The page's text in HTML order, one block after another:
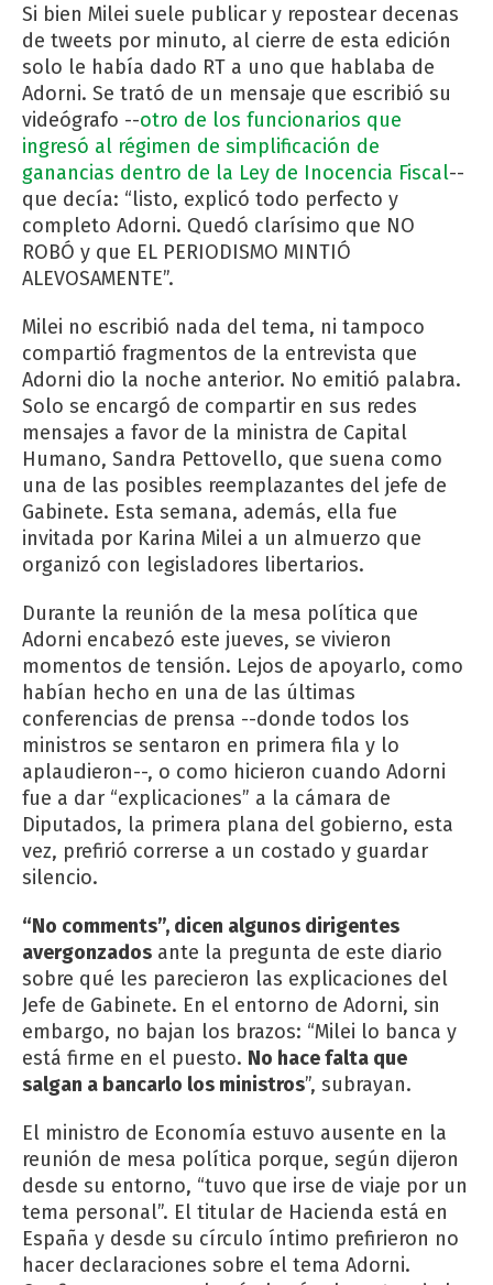
Si bien Milei suele publicar y repostear decenas
de tweets por minuto, al cierre de esta edición
solo le había dado RT a uno que hablaba de
Adorni. Se trató de un mensaje que escribió su
videógrafo --otro de los funcionarios que
ingresó al régimen de simplificación de
ganancias dentro de la Ley de Inocencia Fiscal--
que decía: “listo, explicó todo perfecto y
completo Adorni. Quedó clarísimo que NO
ROBÓ y que EL PERIODISMO MINTIÓ
ALEVOSAMENTE”.
Milei no escribió nada del tema, ni tampoco
compartió fragmentos de la entrevista que
Adorni dio la noche anterior. No emitió palabra.
Solo se encargó de compartir en sus redes
mensajes a favor de la ministra de Capital
Humano, Sandra Pettovello, que suena como
una de las posibles reemplazantes del jefe de
Gabinete. Esta semana, además, ella fue
invitada por Karina Milei a un almuerzo que
organizó con legisladores libertarios.
Durante la reunión de la mesa política que
Adorni encabezó este jueves, se vivieron
momentos de tensión. Lejos de apoyarlo, como
habían hecho en una de las últimas
conferencias de prensa --donde todos los
ministros se sentaron en primera fila y lo
aplaudieron--, o como hicieron cuando Adorni
fue a dar “explicaciones” a la cámara de
Diputados, la primera plana del gobierno, esta
vez, prefirió correrse a un costado y guardar
silencio.
“No comments”, dicen algunos dirigentes
avergonzados ante la pregunta de este diario
sobre qué les parecieron las explicaciones del
Jefe de Gabinete. En el entorno de Adorni, sin
embargo, no bajan los brazos: “Milei lo banca y
está firme en el puesto. No hace falta que
salgan a bancarlo los ministros”, subrayan.
El ministro de Economía estuvo ausente en la
reunión de mesa política porque, según dijeron
desde su entorno, “tuvo que irse de viaje por un
tema personal”. El titular de Hacienda está en
España y desde su círculo íntimo prefirieron no
hacer declaraciones sobre el tema Adorni.